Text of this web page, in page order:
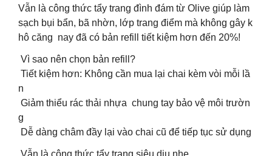
Vẫn là công thức tẩy trang đình đám từ Olive giúp làm
sạch bụi bẩn, bã nhờn, lớp trang điểm mà không gây k
hô căng nay đã có bản refill tiết kiệm hơn đến 20%!
Vì sao nên chọn bản refill?
Tiết kiệm hơn: Không cần mua lại chai kèm vòi mỗi lầ
n
Giảm thiểu rác thải nhựa chung tay bảo vệ môi trườn
g
Dễ dàng châm đầy lại vào chai cũ để tiếp tục sử dụng
Vẫn là công thức tẩy trang siêu dịu nhẹ